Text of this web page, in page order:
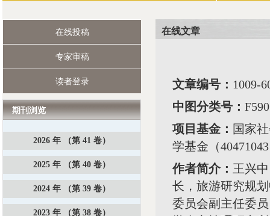
在线文章
文章编号： 1009-
中图分类号：
项目基金： 国家
学基金（
作者简介： 王兴
长，旅游研究规
委员会副主任委
在线投稿
专家审稿
读者登录
期刊浏览
2026 年 （第 41 卷）
2025 年 （第 40 卷）
2024 年 （第 39 卷）
2023 年 （第 38 卷）